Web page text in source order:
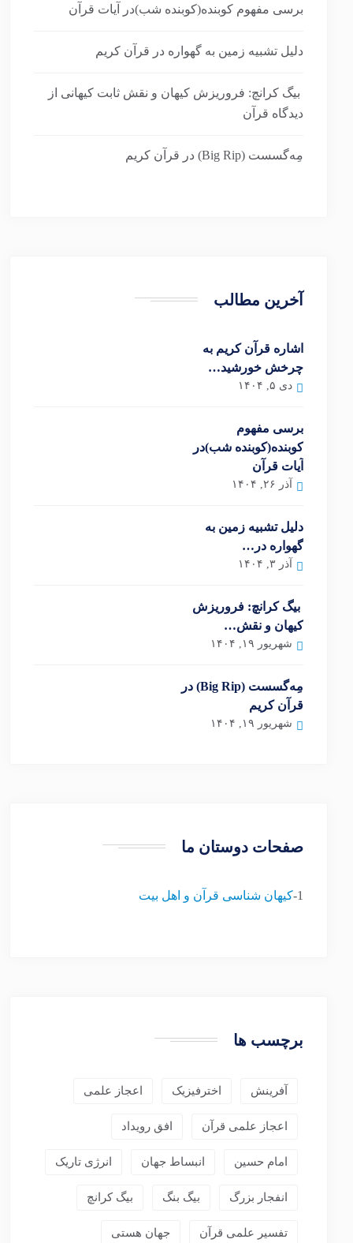
برسی مفهوم کوبنده(کوبنده شب)در آیات قرآن
دلیل تشبیه زمین به گهواره در قرآن کریم
بیگ کرانچ: فروریزش کیهان و نقش ثابت کیهانی از
دیدگاه قرآن
مِه‌گسست (Big Rip) در قرآن کریم
آخرین مطالب
اشاره قرآن کریم به
چرخش خورشید…
دی ۵, ۱۴۰۴
برسی مفهوم
کوبنده(کوبنده شب)در
آیات قرآن
آذر ۲۶, ۱۴۰۴
دلیل تشبیه زمین به
گهواره در…
آذر ۳, ۱۴۰۴
بیگ کرانچ: فروریزش
کیهان و نقش…
شهریور ۱۹, ۱۴۰۴
مِه‌گسست (Big Rip) در
قرآن کریم
شهریور ۱۹, ۱۴۰۴
صفحات دوستان ما
1- کیهان شناسی قرآن و اهل بیت
برچسب ها
آفرینش اخترفیزیک اعجاز علمی
اعجاز علمی قرآن افق رویداد
امام حسین انبساط جهان انرژی تاریک
انفجار بزرگ بیگ بنگ بیگ کرانچ
تفسیر علمی قرآن جهان هستی